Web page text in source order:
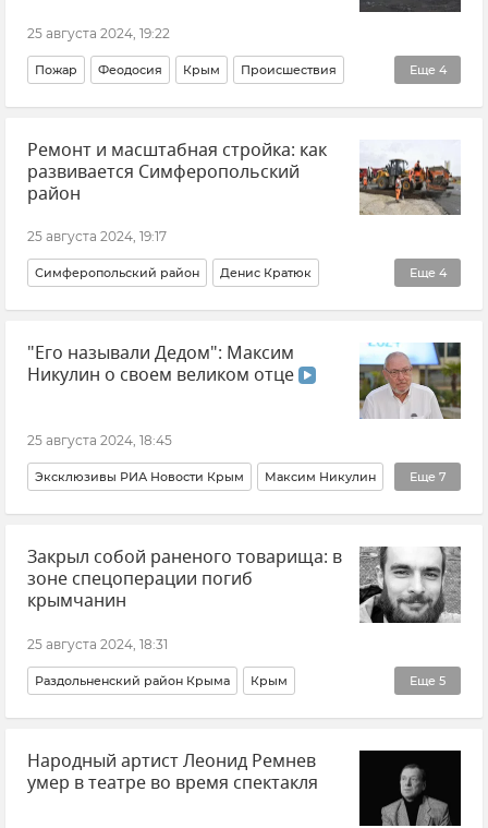
25 августа 2024, 19:22
Еще 4
Пожар Феодосия Крым Происшествия
МЧС Крыма ГУ МЧС РФ по Республике Крым
Новости Крыма
Ремонт и масштабная стройка: как
развивается Симферопольский
район
25 августа 2024, 19:17
Еще 4
Симферопольский район Денис Кратюк
Ремонт и строительство дорог в Крыму
Ремонт дорог Крым Новости Крыма
"Его называли Дедом": Максим
Никулин о своем великом отце
25 августа 2024, 18:45
Еще 7
Эксклюзивы РИА Новости Крым Максим Никулин
Юрий Никулин Интервью Крым Цирк
Культура Кино Россия
Закрыл собой раненого товарища: в
зоне спецоперации погиб
крымчанин
25 августа 2024, 18:31
Еще 5
Раздольненский район Крыма Крым
Новости СВО Герои СВО Общество Утраты
Память
Народный артист Леонид Ремнев
умер в театре во время спектакля